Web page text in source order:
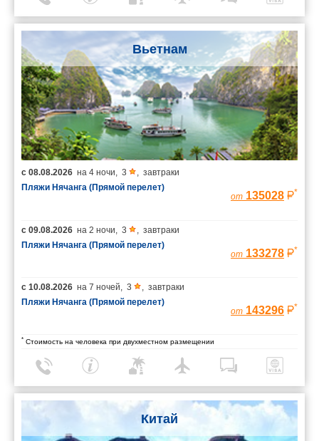
Вьетнам
с 08.08.2026 на 4 ночи, 3 , завтраки
Пляжи Нячанга (Прямой перелет)
от 135028 *
с 09.08.2026 на 2 ночи, 3 , завтраки
Пляжи Нячанга (Прямой перелет)
от 133278 *
с 10.08.2026 на 7 ночей, 3 , завтраки
Пляжи Нячанга (Прямой перелет)
от 143296 *
* Стоимость на человека при двухместном размещении
Китай